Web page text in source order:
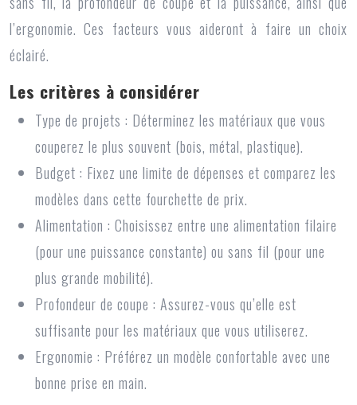
l’ergonomie. Ces facteurs vous aideront à faire un choix
éclairé.
Les critères à considérer
Type de projets : Déterminez les matériaux que vous
couperez le plus souvent (bois, métal, plastique).
Budget : Fixez une limite de dépenses et comparez les
modèles dans cette fourchette de prix.
Alimentation : Choisissez entre une alimentation filaire
(pour une puissance constante) ou sans fil (pour une
plus grande mobilité).
Profondeur de coupe : Assurez-vous qu’elle est
suffisante pour les matériaux que vous utiliserez.
Ergonomie : Préférez un modèle confortable avec une
bonne prise en main.